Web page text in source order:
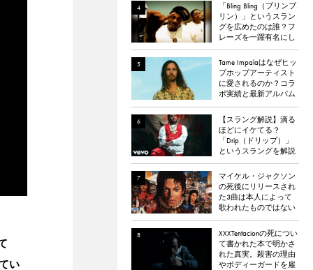
い
「Bling Bling（ブリンブ
リン）」というスラン
グを広めたのは誰？フ
レーズを一躍有名にし
た楽曲「Bling Bling」に
ついて解説。
Tame Impalaはなぜヒッ
プホップアーティスト
に愛されるのか？コラ
ボ実績と最新アルバム
理由を探る
【スラング解説】滴る
ほどにイケてる？
「Drip（ドリップ）」
というスラングを解説
マイケル・ジャクソン
の死後にリリースされ
た3曲は本人によって
歌われたものではない
XXXTentacionの死につい
て書かれた本で明かさ
れた真実。殺害の理由
やボディーガードを雇